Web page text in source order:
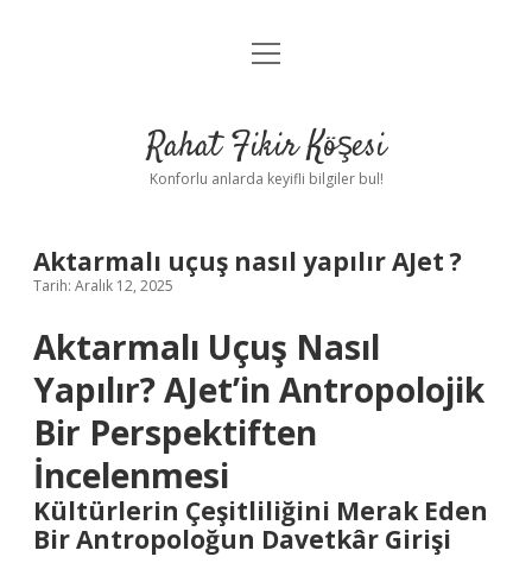
Anasayfa
Yasal Uyarı
menüyü
Rahat Fikir Köşesi
Konforlu anlarda keyifli bilgiler bul!
Aktarmalı uçuş nasıl yapılır AJet ?
Tarih: Aralık 12, 2025
Aktarmalı Uçuş Nasıl
Yapılır? AJet’in Antropolojik
Bir Perspektiften
İncelenmesi
Kültürlerin Çeşitliliğini Merak Eden
Bir Antropoloğun Davetkâr Girişi